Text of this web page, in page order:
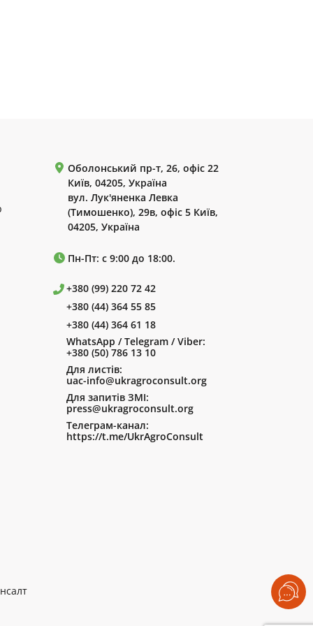
Оболонський пр-т, 26, офіс 22
Київ, 04205, Україна
вул. Лук'яненка Левка
(Тимошенко), 29в, офіс 5 Київ,
04205, Україна
Пн-Пт: с 9:00 до 18:00.
+380 (99) 220 72 42
+380 (44) 364 55 85
+380 (44) 364 61 18
WhatsApp / Telegram / Viber:
+380 (50) 786 13 10
Для листів:
uac-info@ukragroconsult.org
Для запитів ЗМІ:
press@ukragroconsult.org
Телеграм-канал:
https://t.me/UkrAgroConsult